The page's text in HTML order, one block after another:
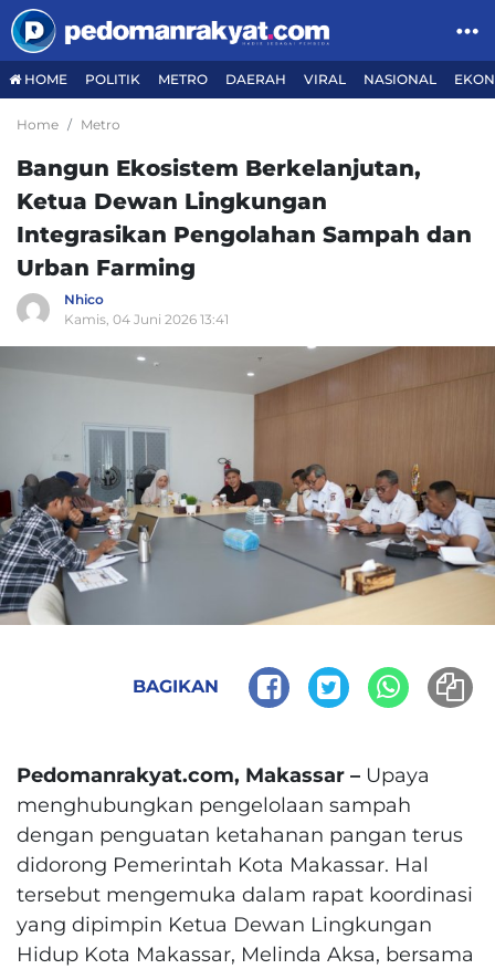
HOME POLITIK METRO DAERAH VIRAL NASIONAL
Home Metro
Bangun Ekosistem Berkelanjutan,
Ketua Dewan Lingkungan
Integrasikan Pengolahan Sampah dan
Urban Farming
Nhico
Kamis, 04 Juni 2026 13:41
BAGIKAN
Pedomanrakyat.com, Makassar – Upaya
menghubungkan pengelolaan sampah
dengan penguatan ketahanan pangan terus
didorong Pemerintah Kota Makassar. Hal
tersebut mengemuka dalam rapat koordinasi
yang dipimpin Ketua Dewan Lingkungan
Hidup Kota Makassar, Melinda Aksa, bersama